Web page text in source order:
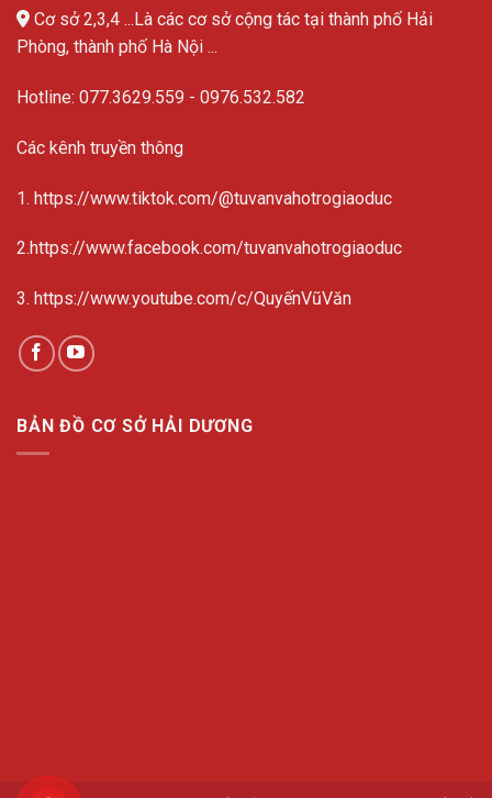
Cơ sở 2,3,4 ...Là các cơ sở cộng tác tại thành phố Hải
Phòng, thành phố Hà Nội ...
Hotline: 077.3629.559 - 0976.532.582
Các kênh truyền thông
1. https://www.tiktok.com/@tuvanvahotrogiaoduc
2.https://www.facebook.com/tuvanvahotrogiaoduc
3. https://www.youtube.com/c/QuyếnVũVăn
BẢN ĐỒ CƠ SỞ HẢI DƯƠNG